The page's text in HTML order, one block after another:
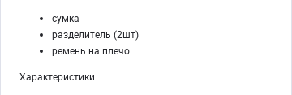
сумка
разделитель (2шт)
ремень на плечо
Характеристики